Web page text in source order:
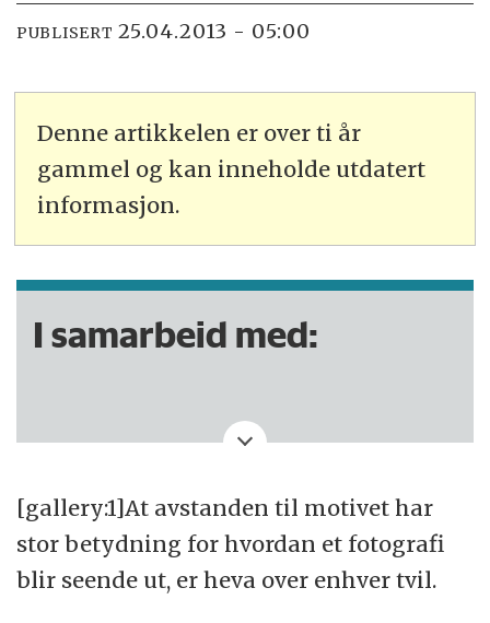
PUBLISERT 25.04.2013 - 05:00
Denne artikkelen er over ti år
gammel og kan inneholde utdatert
informasjon.
I samarbeid med:
Denne saken er produsert av NRK.
[gallery:1]At avstanden til motivet har
stor betydning for hvordan et fotografi
blir seende ut, er heva over enhver tvil.